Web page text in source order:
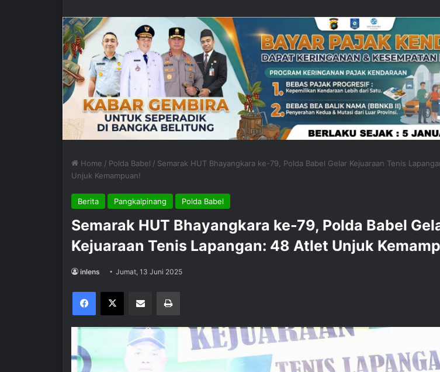
Home / Polda Babel / Semarak HUT Bhayangkara ke-79, Polda Babel Gelar Kejuaraan Tenis
Unjuk Kemampuan!
Berita Pangkalpinang Polda Babel
Semarak HUT Bhayangkara ke-79, Polda Babel
Kejuaraan Tenis Lapangan: 48 Atlet Unjuk
inlens Jumat, 13 Juni 2025
Facebook
X Share via Email Print